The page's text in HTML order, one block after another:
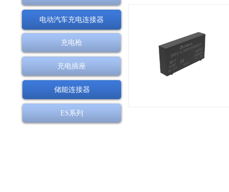
电动汽车充电连接器
充电枪
充电插座
储能连接器
ES系列